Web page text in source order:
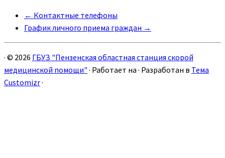
← Контактные телефоны
График личного приема граждан →
· © 2026 ГБУЗ "Пензенская областная станция скорой
медицинской помощи" · Работает на · Разработан в Тема
Customizr·